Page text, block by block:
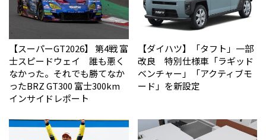
【スーパーGT2026】 第4戦 富
士スピードウェイ 誰も悪く
なかった。それでも勝てなか
った――BRZ GT300 富士300km
インサイドレポート
【ダイハツ】「タフト」一部
改良 特別仕様車「ラギッド
ベンチャー」「アクティブモ
ード」を新設定